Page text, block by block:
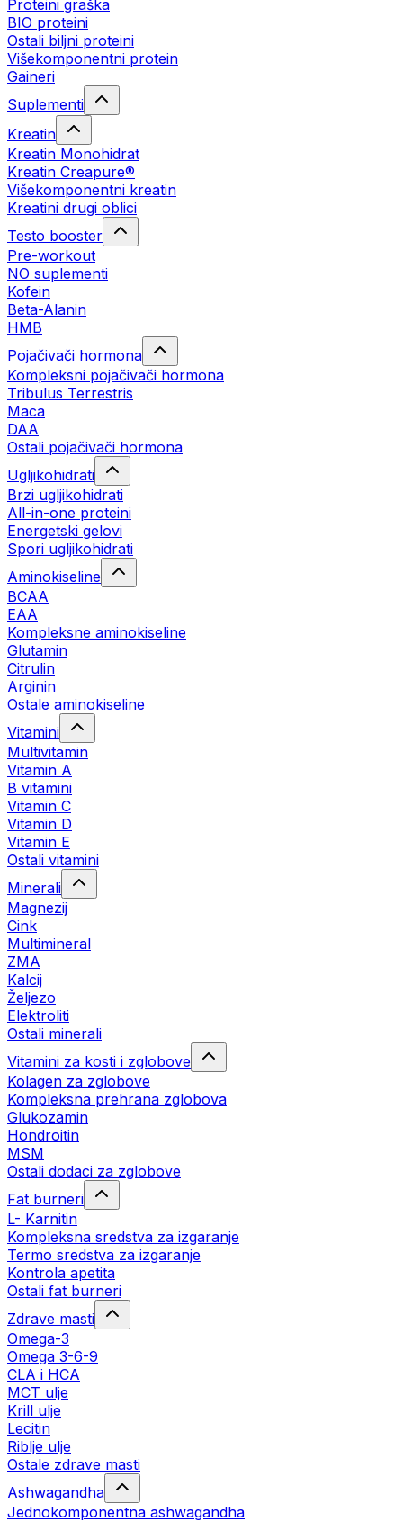
Proteini graška
BIO proteini
Ostali biljni proteini
Višekomponentni protein
Gaineri
Suplementi
Kreatin
Kreatin Monohidrat
Kreatin Creapure®
Višekomponentni kreatin
Kreatini drugi oblici
Testo booster
Pre-workout
NO suplementi
Kofein
Beta-Alanin
HMB
Pojačivači hormona
Kompleksni pojačivači hormona
Tribulus Terrestris
Maca
DAA
Ostali pojačivači hormona
Ugljikohidrati
Brzi ugljikohidrati
All-in-one proteini
Energetski gelovi
Spori ugljikohidrati
Aminokiseline
BCAA
EAA
Kompleksne aminokiseline
Glutamin
Citrulin
Arginin
Ostale aminokiseline
Vitamini
Multivitamin
Vitamin A
B vitamini
Vitamin C
Vitamin D
Vitamin E
Ostali vitamini
Minerali
Magnezij
Cink
Multimineral
ZMA
Kalcij
Željezo
Elektroliti
Ostali minerali
Vitamini za kosti i zglobove
Kolagen za zglobove
Kompleksna prehrana zglobova
Glukozamin
Hondroitin
MSM
Ostali dodaci za zglobove
Fat burneri
L- Karnitin
Kompleksna sredstva za izgaranje
Termo sredstva za izgaranje
Kontrola apetita
Ostali fat burneri
Zdrave masti
Omega-3
Omega 3-6-9
CLA i HCA
MCT ulje
Krill ulje
Lecitin
Riblje ulje
Ostale zdrave masti
Ashwagandha
Jednokomponentna ashwagandha